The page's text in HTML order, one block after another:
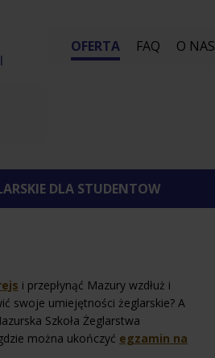
OFERTA FAQ O NAS
DLA STUDENTOW
i przepłynąć Mazury wzdłuż i
swoje umiejętności żeglarskie? A
Szkoła Żeglarstwa
można ukończyć egzamin na